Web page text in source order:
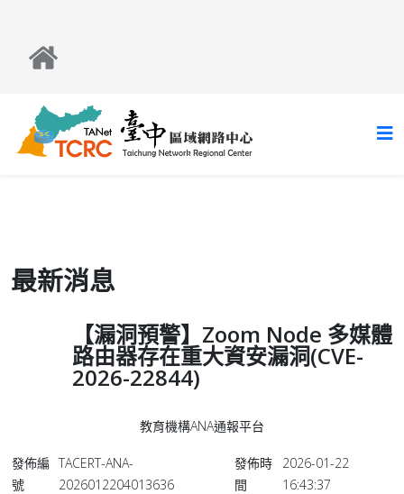
最新消息
【漏洞預警】Zoom Node 多媒體
路由器存在重大資安漏洞(CVE-
2026-22844)
教育機構ANA通報平台
發佈編
號
TACERT-ANA-
2026012204013636
發佈時
間
2026-01-22
16:43:37